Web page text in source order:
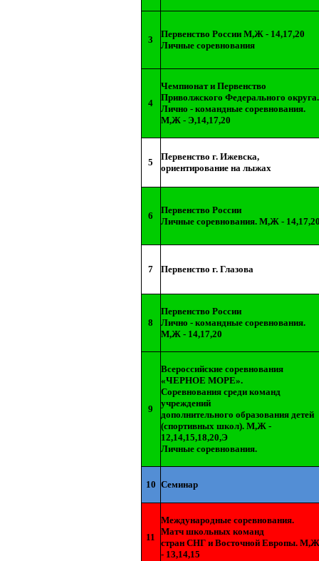
3
Первенство России М,Ж - 14,17,20
Личные соревнования
4
Чемпионат и Первенство
Приволжского Федерального округа.
Лично - командные соревнования.
М,Ж - Э,14,17,20
5
Первенство г. Ижевска,
ориентирование на лыжах
6
Первенство России
Личные соревнования. М,Ж -
7 Первенство г. Глазова
8
Первенство России
Лично - командные соревнования.
М,Ж - 14,17,20
9
Всероссийские соревнования
«ЧЕРНОЕ МОРЕ».
Соревнования среди команд
учреждений
дополнительного образования детей
(спортивных школ). М,Ж -
12,14,15,18,20,Э
Личные соревнования.
10 Семинар
11
Международные соревнования.
Матч школьных команд
стран СНГ и Восточной Европы. М,Ж
- 13,14,15